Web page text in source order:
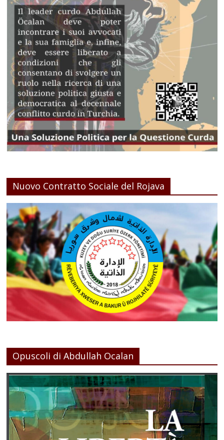
Nuovo Contratto Sociale del Rojava
Opuscoli di Abdullah Ocalan